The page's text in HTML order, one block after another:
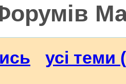
усі теми